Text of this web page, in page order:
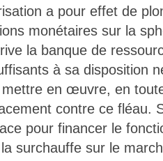
a pour effet de
monétaires sur la
la banque de
à sa disposition
en œuvre, en
contre ce fléau.
pour financer le
surchauffe sur le